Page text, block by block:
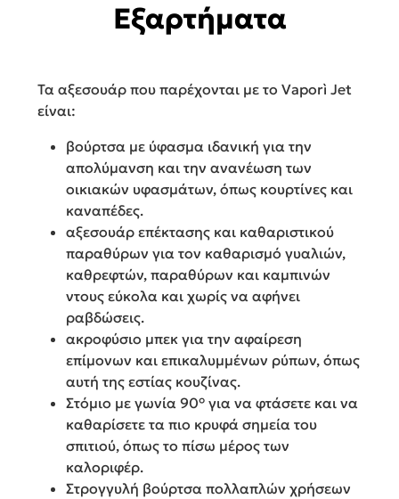
Εξαρτήματα
Τα αξεσουάρ που παρέχονται με το Vaporì Jet
είναι:
βούρτσα με ύφασμα ιδανική για την
απολύμανση και την ανανέωση των
οικιακών υφασμάτων, όπως κουρτίνες και
καναπέδες.
αξεσουάρ επέκτασης και καθαριστικού
παραθύρων για τον καθαρισμό γυαλιών,
καθρεφτών, παραθύρων και καμπινών
ντους εύκολα και χωρίς να αφήνει
ραβδώσεις.
ακροφύσιο μπεκ για την αφαίρεση
επίμονων και επικαλυμμένων ρύπων, όπως
αυτή της εστίας κουζίνας.
Στόμιο με γωνία 90° για να φτάσετε και να
καθαρίσετε τα πιο κρυφά σημεία του
σπιτιού, όπως το πίσω μέρος των
καλοριφέρ.
Στρογγυλή βούρτσα πολλαπλών χρήσεων